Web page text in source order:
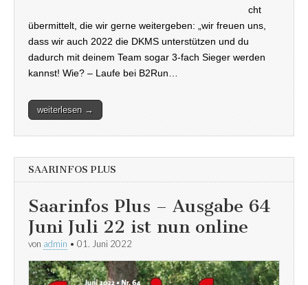
cht
übermittelt, die wir gerne weitergeben: „wir freuen uns,
dass wir auch 2022 die DKMS unterstützen und du
dadurch mit deinem Team sogar 3-fach Sieger werden
kannst! Wie? – Laufe bei B2Run…
weiterlesen →
SAARINFOS PLUS
Saarinfos Plus – Ausgabe 64
Juni Juli 22 ist nun online
von admin • 01. Juni 2022